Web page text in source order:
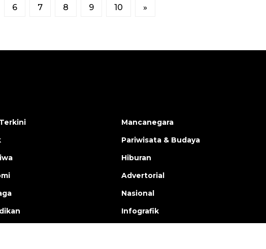
6 7 8 9 10 »
Mancanegara
Pariwisata & Budaya
Hiburan
Advertorial
Nasional
Infografik